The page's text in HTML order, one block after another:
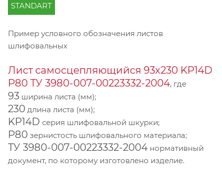
STANDART
Пример условного обозначения листов
шлифовальных
Лист самосцепляющийся 93х230 KP14D
Р80 ТУ 3980-007-00223332-2004, где
93 ширина листа (мм);
230 длина листа (мм);
KP14D серия шлифовальной шкурки;
Р80 зернистость шлифовального материала;
ТУ 3980-007-00223332-2004 нормативный
документ, по которому изготовлено изделие.